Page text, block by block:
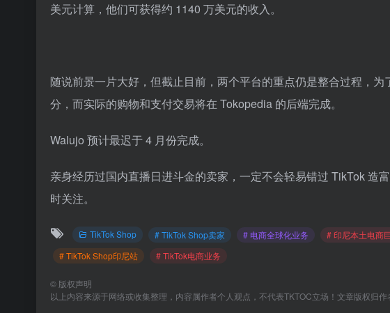
美元计算，他们可获得约 1140 万美元的收入。
随说前景一片大好，但截止目前，两个平台的重点仍是整合过程，
分，而实际的购物和支付交易将在 Tokopedia 的后端完成。
Walujo 预计最迟于 4 月份完成。
亲身经历过国内直播日进斗金的卖家，一定不会轻易错过 TikTok 造
时关注。
TikTok Shop # TikTok Shop卖家 # 电商全球化业务 # 印尼本土电商
# TikTok Shop印尼站
# TikTok电商业务
© 版权声明
以上内容来源于网络或收集整理，内容属作者个人观点，不代表TKTOC立场！文章版权归作